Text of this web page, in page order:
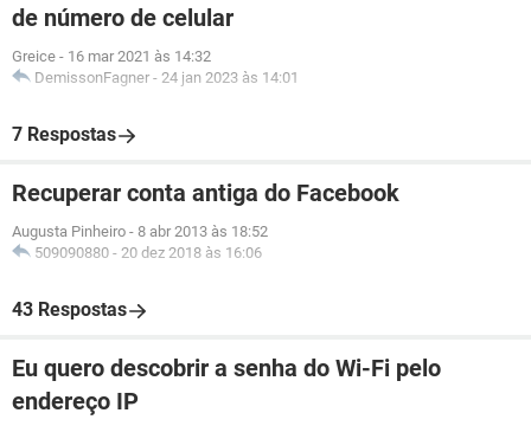
de número de celular
Greice - 16 mar 2021 às 14:32
DemissonFagner - 24 jan 2023 às 14:01
7 Respostas
Recuperar conta antiga do Facebook
Augusta Pinheiro - 8 abr 2013 às 18:52
509090880 - 20 dez 2018 às 16:06
43 Respostas
Eu quero descobrir a senha do Wi-Fi pelo
endereço IP